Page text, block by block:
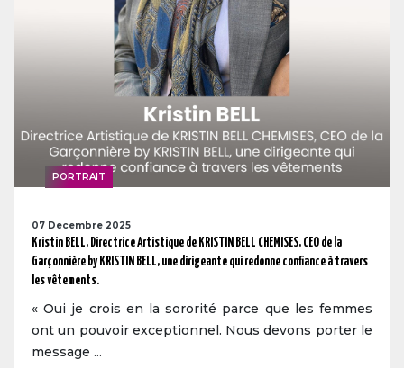
PORTRAIT
07 Decembre 2025
Kristin BELL, Directrice Artistique de KRISTIN BELL CHEMISES, CEO de la
Garçonnière by KRISTIN BELL, une dirigeante qui redonne confiance à travers
les vêtements.
« Oui je crois en la sororité parce que les femmes
ont un pouvoir exceptionnel. Nous devons porter le
message ...